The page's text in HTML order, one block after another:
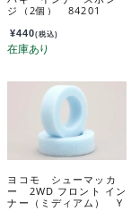
ジ（2個） 84201
¥440(税込)
ヨコモ シューマッカ
ー 2WD フロント イン
ナー（ミディアム） Y